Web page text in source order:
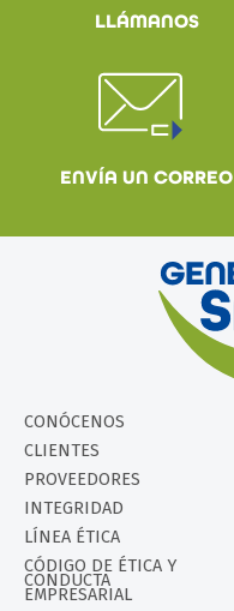
LLÁMANOS
ENVÍA UN CORREO
CONÓCENOS
CLIENTES
PROVEEDORES
INTEGRIDAD
LÍNEA ÉTICA
CÓDIGO DE ÉTICA Y
CONDUCTA
EMPRESARIAL